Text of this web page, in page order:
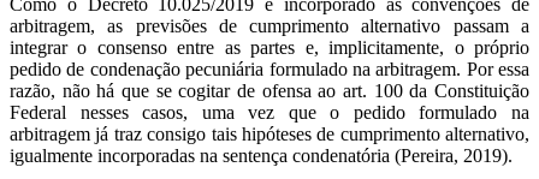
Como o Decreto 10.025/2019 é incorporado às convenções de
arbitragem, as previsões de cumprimento alternativo passam a
integrar o consenso entre as partes e, implicitamente, o próprio
pedido de condenação pecuniária formulado na arbitragem. Por essa
razão, não há que se cogitar de ofensa ao art. 100 da Constituição
Federal nesses casos, uma vez que o pedido formulado na
arbitragem já traz consigo tais hipóteses de cumprimento alternativo,
igualmente incorporadas na sentença condenatória (Pereira, 2019).